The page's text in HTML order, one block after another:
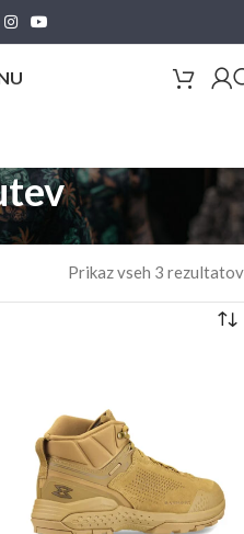
Prikaz vseh 3 rezultatov